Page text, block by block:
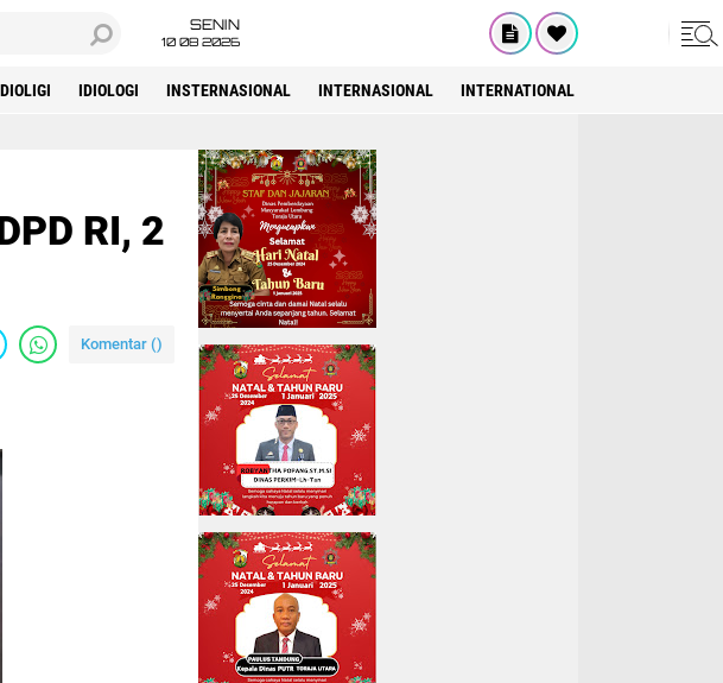
SENIN
10 08 2026
IDIOLOGI INSTERNASIONAL INTERNASIONAL INTERNATIONAL
RI, 2
Komentar ()